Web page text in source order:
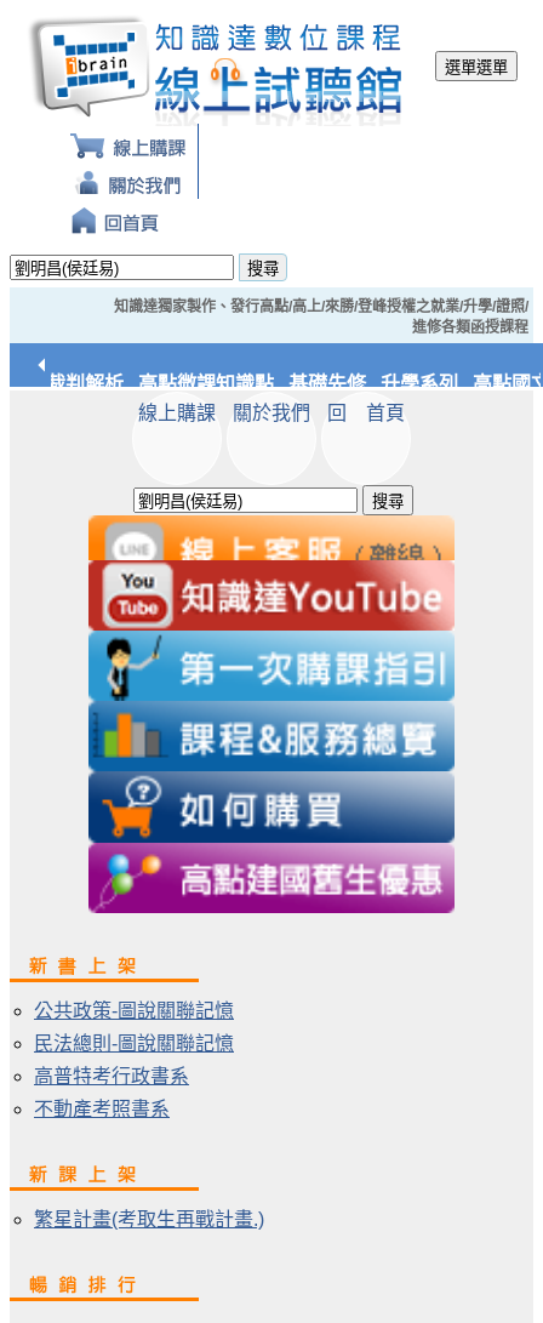
選單選單
搜尋
知識達獨家製作、發行高點/高上/來勝/登峰授權之就業/升學/證照/
進修各類函授課程
經典裁判解析 高點微課知識點 基礎先修 升學系列 高點國
知識達文化
線上購課 關於我們 回 首頁
搜尋
公共政策-圖說關聯記憶
民法總則-圖說關聯記憶
高普特考行政書系
不動產考照書系
繁星計畫(考取生再戰計畫.)